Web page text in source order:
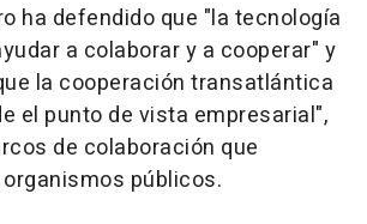
ha defendido que "la tecnología
a colaborar y a cooperar" y
la cooperación transatlántica
el punto de vista empresarial",
de colaboración que
públicos.